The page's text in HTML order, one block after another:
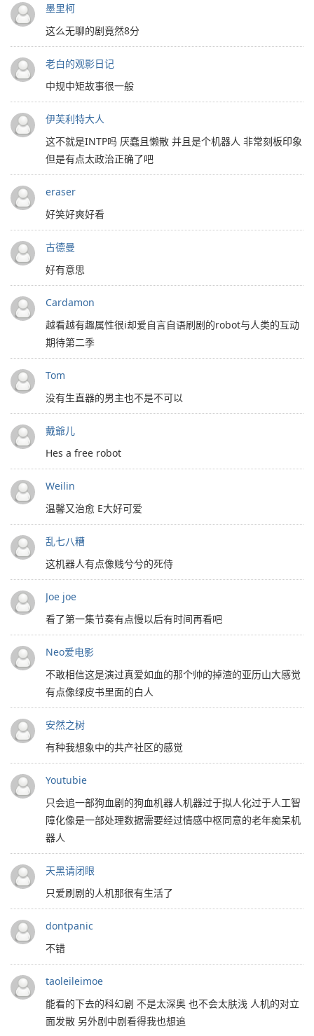
墨里柯
这么无聊的剧竟然8分
老白的观影日记
中规中矩故事很一般
伊芙利特大人
这不就是INTP吗 厌蠢且懒散 并且是个机器人 非常刻板印象
但是有点太政治正确了吧
eraser
好笑好爽好看
古德曼
好有意思
Cardamon
越看越有趣属性很i却爱自言自语刷剧的robot与人类的互动
期待第二季
Tom
没有生直器的男主也不是不可以
戴爺儿
Hes a free robot
Weilin
温馨又治愈 E大好可爱
乱七八糟
这机器人有点像贱兮兮的死侍
Joe joe
看了第一集节奏有点慢以后有时间再看吧
Neo爱电影
不敢相信这是演过真爱如血的那个帅的掉渣的亚历山大感觉
有点像绿皮书里面的白人
安然之树
有种我想象中的共产社区的感觉
Youtubie
只会追一部狗血剧的狗血机器人机器过于拟人化过于人工智
障化像是一部处理数据需要经过情感中枢同意的老年痴呆机
器人
天黑请闭眼
只爱刷剧的人机那很有生活了
dontpanic
不错
taoleileimoe
能看的下去的科幻剧 不是太深奥 也不会太肤浅 人机的对立
面发散 另外剧中剧看得我也想追